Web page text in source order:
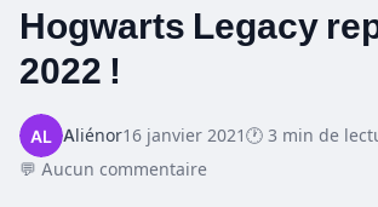
Hogwarts Legacy
2022 !
Aliénor16 janvier 2021🕐 3 min de
💬 Aucun commentaire